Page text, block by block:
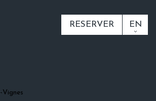
RESERVER EN
Vignes